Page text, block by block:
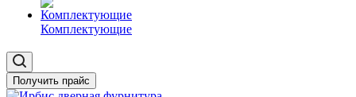
Комплектующие
Получить прайс